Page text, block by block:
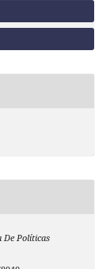
De Políticas